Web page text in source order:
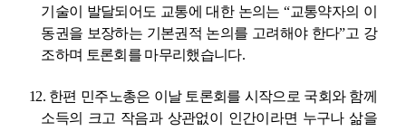
기술이 발달되어도 교통에 대한 논의는“교통약자의 이
동권을 보장하는 기본권적 논의를 고려해야 한다”고 강
조하며 토론회를 마무리했습니다.
12. 한편 민주노총은 이날 토론회를 시작으로 국회와 함께
소득의 크고 작음과 상관없이 인간이라면 누구나 삶을